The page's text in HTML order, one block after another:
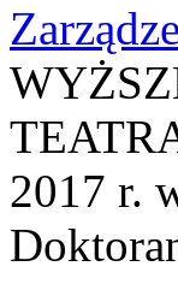
2017 r.